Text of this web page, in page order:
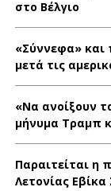
στο Βέλγιο
«Σύννεφα»
μετά τις
«Να ανοίξουν
μήνυμα Τραμπ
Παραιτείται η
Λετονίας Εβίκα